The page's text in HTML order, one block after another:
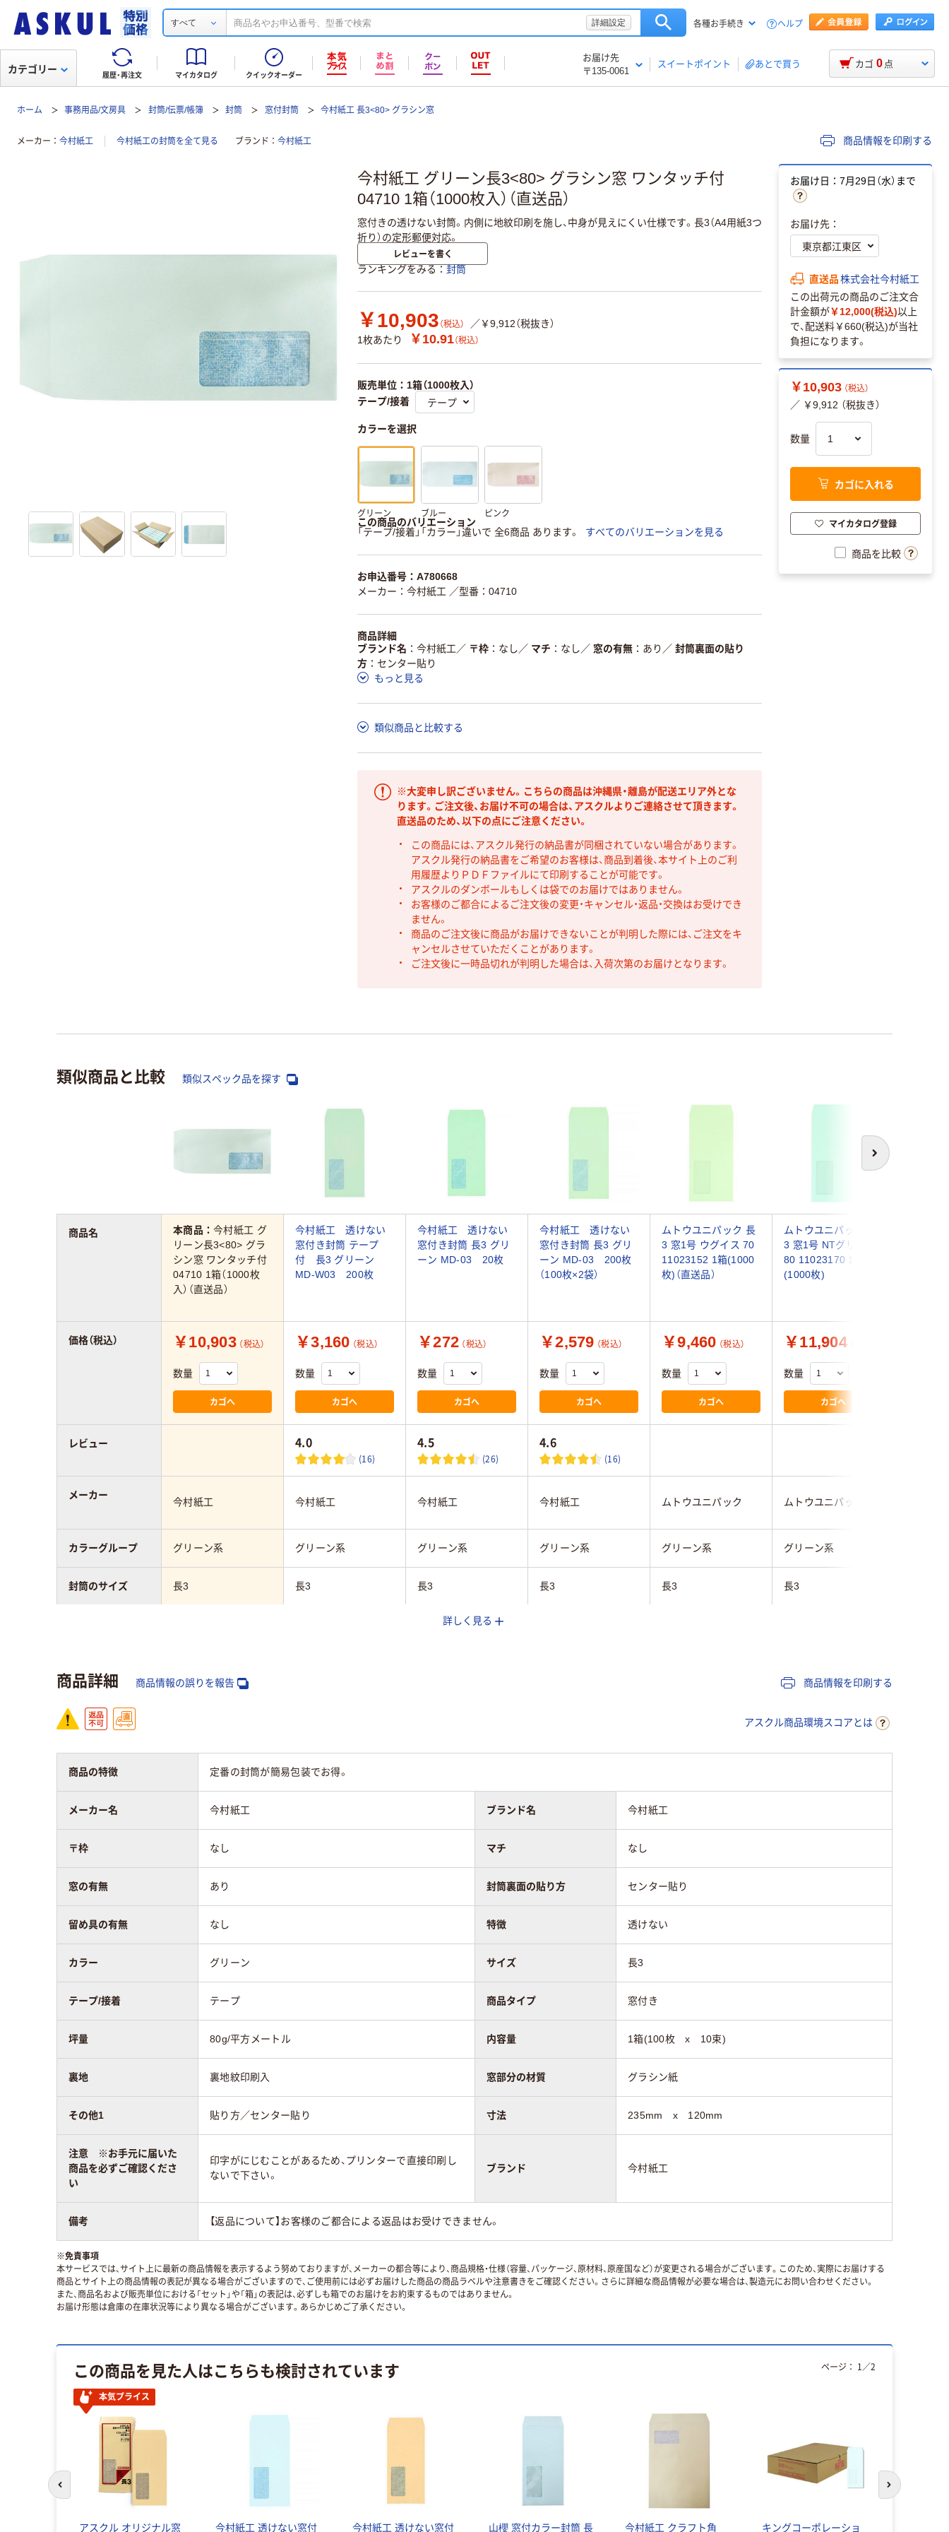
すべて 詳細設定 各種お手続き ヘルプ
履歴・再注文 マイカタログ クイックオーダー
お届け先
〒135-0061
スイートポイント あとで買う
カテゴリー カゴ 0 点
ホーム 事務用品/文房具 封筒/伝票/帳簿 封筒 窓付封筒 今村紙工 長3<80> グラシン窓
メーカー 今村紙工 今村紙工の封筒を全て見る ブランド 今村紙工 商品情報を印刷する
今村紙工 グリーン長3<80> グラシン窓 ワンタッチ付
04710 1箱（1000枚入）（直送品）
窓付きの透けない封筒。内側に地紋印刷を施し、中身が見えにくい仕様です。長3（A4用紙3つ
折り）の定形郵便対応。
レビューを書く
ランキングをみる 封筒
￥10,903 （税込）
／￥9,912（税抜き）
1枚あたり
￥10.91（税込）
販売単位：1箱（1000枚入）
テープ/接着
カラーを選択
グリーン ブルー ピンク
この商品のバリエーション
「テープ/接着」「カラー」違いで 全6商品 あります。
すべてのバリエーションを見る
お申込番号：A780668
メーカー：今村紙工 ／型番：04710
商品詳細
ブランド名
今村紙工 ／ 〒枠 なし ／ マチ なし ／ 窓の有無 あり ／ 封筒裏面の貼り
方
センター貼り
もっと見る
類似商品と比較する
※大変申し訳ございません。こちらの商品は沖縄県・離島が配送エリア外とな
ります。ご注文後、お届け不可の場合は、アスクルよりご連絡させて頂きます。
直送品のため、以下の点にご注意ください。
この商品には、アスクル発行の納品書が同梱されていない場合があります。
アスクル発行の納品書をご希望のお客様は、商品到着後、本サイト上のご利
用履歴よりＰＤＦファイルにて印刷することが可能です。
アスクルのダンボールもしくは袋でのお届けではありません。
お客様のご都合によるご注文後の変更・キャンセル・返品・交換はお受けでき
ません。
商品のご注文後に商品がお届けできないことが判明した際には、ご注文をキ
ャンセルさせていただくことがあります。
ご注文後に一時品切れが判明した場合は、入荷次第のお届けとなります。
お届け日：7月29日（水）まで
お届け先：
直送品株式会社今村紙工
この出荷元の商品のご注文合
計金額が￥12,000(税込)以上
で、配送料￥660(税込)が当社
負担になります。
￥10,903 （税込）
／ ￥9,912 （税抜き）
数量
カゴに入れる
マイカタログ登録
商品を比較
類似商品と比較 類似スペック品を探す
次へ
本商品：今村紙工 グ
リーン長3<80> グラ
シン窓 ワンタッチ付
04710 1箱（1000枚
入）（直送品）
今村紙工 透けない
窓付き封筒 テープ
付 長3 グリーン
MD-W03 200枚
今村紙工 透けない
窓付き封筒 長3 グリ
ーン MD-03 20枚
今村紙工 透けない
窓付き封筒 長3 グリ
ーン MD-03 200枚
（100枚×2袋）
ムトウユニパック 長
3 窓1号 ウグイス 70
11023152 1箱(1000
枚)（直送品）
ムトウユニパック 長
3 窓1号 NTグリーン
80 11023170 1箱
(1000枚)
￥10,903 （税込）
数量
カゴへ
￥3,160 （税込）
数量
カゴへ
￥272 （税込）
数量
カゴへ
￥2,579 （税込）
数量
カゴへ
￥9,460 （税込）
数量
カゴへ
￥11,904
数量
カゴへ
4.0
(16)
4.5
(26)
4.6
(16)
今村紙工 今村紙工 今村紙工 今村紙工 ムトウユニパック ムトウユニパック
グリーン系 グリーン系 グリーン系 グリーン系 グリーン系 グリーン系
長3 長3 長3 長3 長3 長3
テープなし
なし
透けない
センター貼り センター貼り サイド貼り
商品名
価格（税込）
レビュー
メーカー
カラーグループ
封筒のサイズ
マチの有無
封筒の特徴
留め具の有無
封筒裏面の貼り方
アスクル商品環境
スコア
詳しく見る
商品詳細 商品情報の誤りを報告 商品情報を印刷する
アスクル商品環境スコアとは
商品の特徴 定番の封筒が簡易包装でお得。
メーカー名 今村紙工 ブランド名 今村紙工
〒枠 なし マチ なし
窓の有無 あり 封筒裏面の貼り方 センター貼り
留め具の有無 なし 特徴 透けない
カラー グリーン サイズ 長3
テープ/接着 テープ 商品タイプ 窓付き
坪量 80g/平方メートル 内容量 1箱(100枚 x 10束)
裏地 裏地紋印刷入 窓部分の材質 グラシン紙
その他1 貼り方／センター貼り 寸法 235mm x 120mm
注意 ※お手元に届いた
商品を必ずご確認くださ
い
印字がにじむことがあるため、プリンターで直接印刷し
ないで下さい。
ブランド 今村紙工
備考 【返品について】お客様のご都合による返品はお受けできません。
※免責事項
本サービスでは、サイト上に最新の商品情報を表示するよう努めておりますが、メーカーの都合等により、商品規格・仕様（容量、パッケージ、原材料、原産国など）が変更される場合がございます。このため、実際にお届けする
商品とサイト上の商品情報の表記が異なる場合がございますので、ご使用前には必ずお届けした商品の商品ラベルや注意書きをご確認ください。さらに詳細な商品情報が必要な場合は、製造元にお問い合わせください。
また、商品名および販売単位における「セット」や「箱」の表記は、必ずしも箱でのお届けをお約束するものではありません。
お届け形態は倉庫の在庫状況等により異なる場合がございます。あらかじめご了承ください。
この商品を見た人はこちらも検討されています
本気プライス
アスクル オリジナル窓 今村紙工 透けない窓付 今村紙工 透けない窓付 山櫻 窓付カラー封筒 長 今村紙工 クラフト角 キングコーポレーショ
ページ： 1 ／2
前のスライドへ 次のスライド